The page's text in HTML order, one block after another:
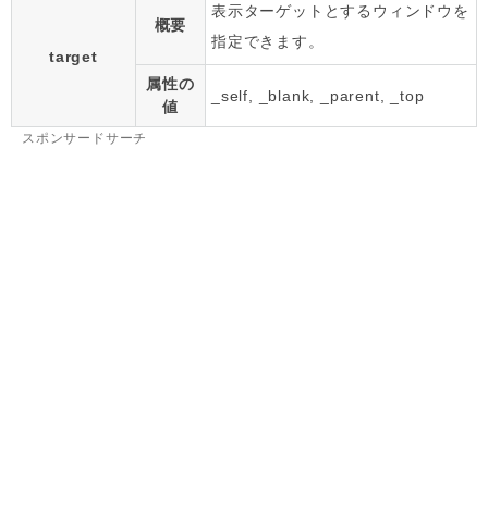
target
概要
表示ターゲットとするウィンドウを
指定できます。
属性の
値
_self, _blank, _parent, _top
スポンサードサーチ